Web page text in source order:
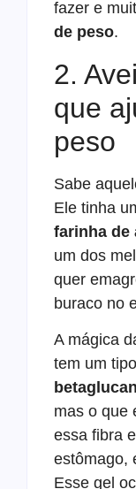
fazer e
de peso.
2.
que
peso
Sabe
Ele tinha
farinha de
um dos
quer
buraco no
A mágica
tem um
mas o que
essa fibra
estômago,
Esse gel